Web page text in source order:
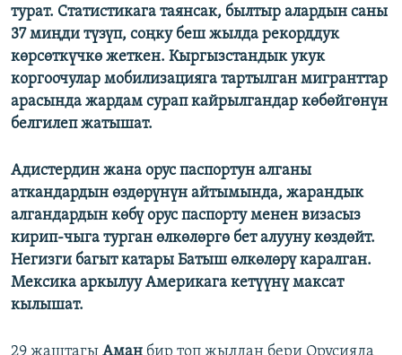
турат. Статистикага таянсак, былтыр алардын саны
37 миңди түзүп, соңку беш жылда рекорддук
көрсөткүчкө жеткен. Кыргызстандык укук
коргоочулар мобилизацияга тартылган мигранттар
арасында жардам сурап кайрылгандар көбөйгөнүн
белгилеп жатышат.
Адистердин жана орус паспортун алганы
аткандардын өздөрүнүн айтымында, жарандык
алгандардын көбү орус паспорту менен визасыз
кирип-чыга турган өлкөлөргө бет алууну көздөйт.
Негизги багыт катары Батыш өлкөлөрү каралган.
Мексика аркылуу Америкага кетүүнү максат
кылышат.